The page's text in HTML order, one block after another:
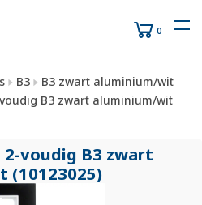
0
B3
B3 zwart aluminium/wit
B3 zwart aluminium/wit
voudig B3 zwart
(10123025)